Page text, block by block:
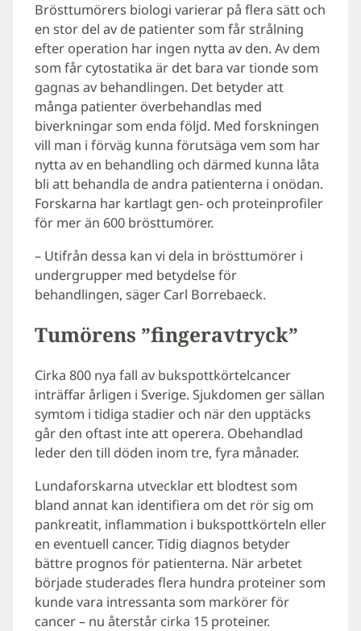
Brösttumörers biologi varierar på flera sätt och
en stor del av de patienter som får strålning
efter operation har ingen nytta av den. Av dem
som får cytostatika är det bara var tionde som
gagnas av behandlingen. Det betyder att
många patienter överbehandlas med
biverkningar som enda följd. Med forskningen
vill man i förväg kunna förutsäga vem som har
nytta av en behandling och därmed kunna låta
bli att behandla de andra patienterna i onödan.
Forskarna har kartlagt gen- och proteinprofiler
för mer än 600 brösttumörer.
– Utifrån dessa kan vi dela in brösttumörer i
undergrupper med betydelse för
behandlingen, säger Carl Borrebaeck.
Tumörens ”fingeravtryck”
Cirka 800 nya fall av bukspottkörtelcancer
inträffar årligen i Sverige. Sjukdomen ger sällan
symtom i tidiga stadier och när den upptäcks
går den oftast inte att operera. Obehandlad
leder den till döden inom tre, fyra månader.
Lundaforskarna utvecklar ett blodtest som
bland annat kan identifiera om det rör sig om
pankreatit, inflammation i bukspottkörteln eller
en eventuell cancer. Tidig diagnos betyder
bättre prognos för patienterna. När arbetet
började studerades flera hundra proteiner som
kunde vara intressanta som markörer för
cancer – nu återstår cirka 15 proteiner.